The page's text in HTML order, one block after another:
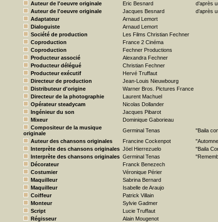
Auteur de l'oeuvre originale
Eric Besnard
d’après
Auteur de l'oeuvre originale
Jacques Besnard
d’après
Adaptateur
Arnaud Lemort
Dialoguiste
Arnaud Lemort
Société de production
Les Films Christian Fechner
Coproduction
France 2 Cinéma
Coproduction
Fechner Productions
Producteur associé
Alexandra Fechner
Producteur délégué
Christian Fechner
Producteur exécutif
Hervé Truffaut
Directeur de production
Jean-Louis Nieuwbourg
Distributeur d'origine
Warner Bros. Pictures France
Directeur de la photographie
Laurent Machuel
Opérateur steadycam
Nicolas Dollander
Ingénieur du son
Jacques Pibarot
Mixeur
Dominique Gaborieau
Compositeur de la musique
originale
Germinal Tenas
"Baila
Auteur des chansons originales
Francine Cockenpot
Interprète des chansons originales Jöel Hierrezuelo
"Baila
Interprète des chansons originales Germinal Tenas
Décorateur
Franck Benezech
Costumier
Véronique Périer
Maquilleur
Sabrina Bernard
Maquilleur
Isabelle de Araujo
Coiffeur
Patrick Villain
Monteur
Sylvie Gadmer
Script
Lucie Truffaut
Régisseur
Alain Mougenot